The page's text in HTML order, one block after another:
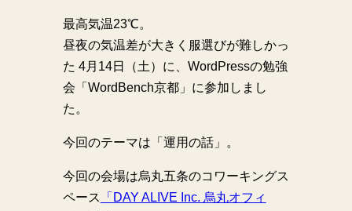
最高気温23℃。
昼夜の気温差が大きく服選びが難しかっ
た 4月14日（土）に、WordPressの勉強
会「WordBench京都」に参加しまし
た。
今回のテーマは「運用の話」。
今回の会場は烏丸五条のコワーキングス
ペース 「DAY ALIVE Inc. 烏丸オフィ